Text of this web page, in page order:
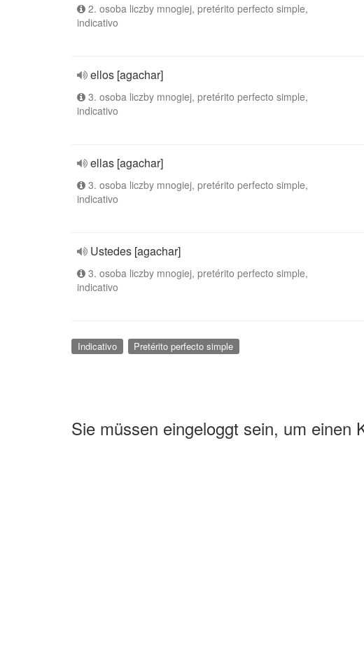
2. osoba liczby mnogiej, pretérito perfecto simple,
indicativo
ellos [agachar]
3. osoba liczby mnogiej, pretérito perfecto simple,
indicativo
ellas [agachar]
3. osoba liczby mnogiej, pretérito perfecto simple,
indicativo
Ustedes [agachar]
3. osoba liczby mnogiej, pretérito perfecto simple,
indicativo
Indicativo Pretérito perfecto simple
Sie müssen eingeloggt sein, um einen